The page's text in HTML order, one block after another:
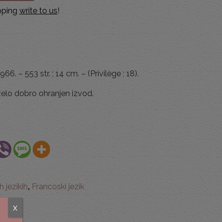
write to us!
– 553 str. ; 14 cm. – (Privilège ; 18).
dobro ohranjen izvod.
jezikih, Francoski jezik
x